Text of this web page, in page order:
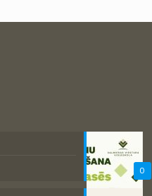
0